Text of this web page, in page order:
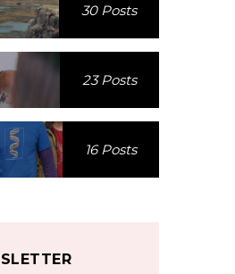
30 Posts
23 Posts
16 Posts